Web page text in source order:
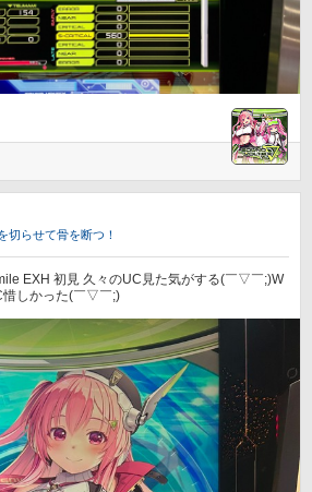
切らせて骨を断つ！
EXH 初見 久々のUC見た気がする(￣▽￣;)W
惜しかった(￣▽￣;)